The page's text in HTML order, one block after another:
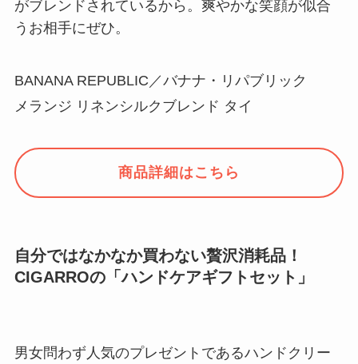
がブレンドされているから。爽やかな笑顔が似合
うお相手にぜひ。
BANANA REPUBLIC／バナナ・リパブリック
メランジ リネンシルクブレンド タイ
商品詳細はこちら
自分ではなかなか買わない贅沢消耗品！
CIGARROの「ハンドケアギフトセット」
男女問わず人気のプレゼントであるハンドクリー